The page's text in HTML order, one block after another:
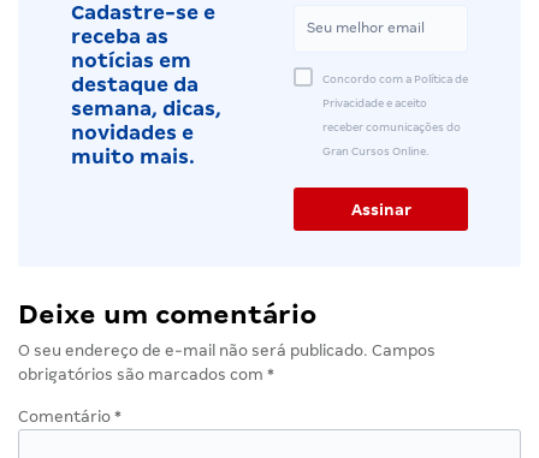
Cadastre-se e
receba as
notícias em
destaque da
semana, dicas,
novidades e
muito mais.
Concordo com a Política de
Privacidade e aceito
receber comunicações do
Gran Cursos Online.
Deixe um comentário
O seu endereço de e-mail não será publicado. Campos
obrigatórios são marcados com *
Comentário *